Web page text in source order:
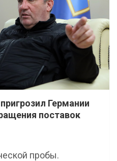
Германии
поставок
пробы.